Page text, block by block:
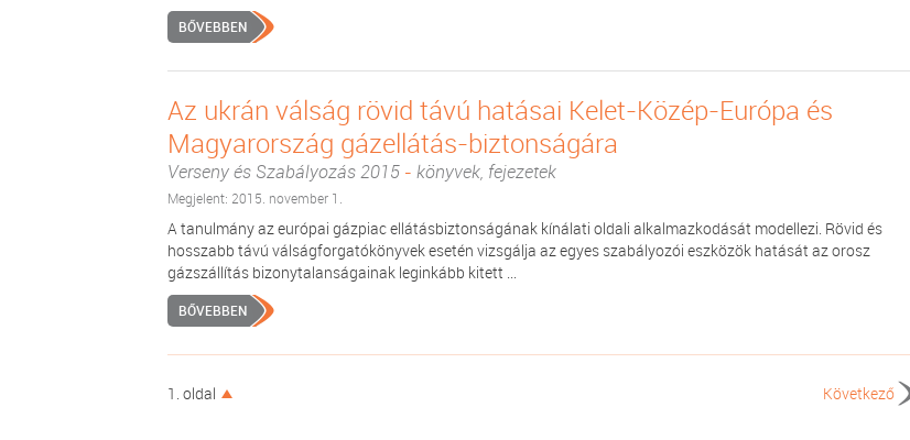
BŐVEBBEN
Az ukrán válság rövid távú hatásai Kelet-Közép-Európa és
Magyarország gázellátás-biztonságára
Verseny és Szabályozás 2015 - könyvek, fejezetek
Megjelent: 2015. november 1.
A tanulmány az európai gázpiac ellátásbiztonságának kínálati oldali alkalmazkodását modellezi. Rövid és
hosszabb távú válságforgatókönyvek esetén vizsgálja az egyes szabályozói eszközök hatását az orosz
gázszállítás bizonytalanságainak leginkább kitett ...
BŐVEBBEN
1. oldal Következő